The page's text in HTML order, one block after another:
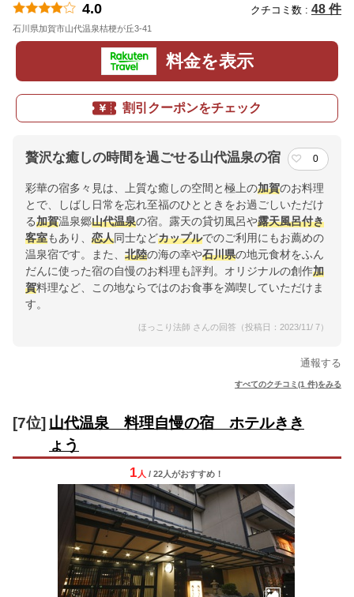
4.0 クチコミ数 : 48 件
石川県加賀市山代温泉桔梗が丘3-41
料金を表示
割引クーポンをチェック
贅沢な癒しの時間を過ごせる山代温泉の宿 0
彩華の宿多々見は、上質な癒しの空間と極上の加賀のお料理
とで、しばし日常を忘れ至福のひとときをお過ごしいただけ
る加賀温泉郷山代温泉の宿。露天の貸切風呂や露天風呂付き
客室もあり、 恋人同士などカップルでのご利用にもお薦めの
温泉宿です。また、 北陸の海の幸や石川県の地元食材をふん
だんに使った宿の自慢のお料理も評判。オリジナルの創作加
賀料理など、この地ならではのお食事を満喫していただけま
す。
ほっこり法師 さんの回答（投稿日：2023/11/ 7）
通報する
すべてのクチコミ(1 件)をみる
[7位] 山代温泉 料理自慢の宿 ホテルきき
ょう
1 人 / 22人がおすすめ！